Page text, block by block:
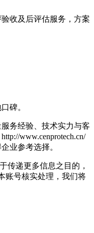
收及后评估服务，方案
碑。
务经验、技术实力与客
www.cenprotech.cn/
业参考选择。
递更多信息之目的，
账号核实处理，我们将